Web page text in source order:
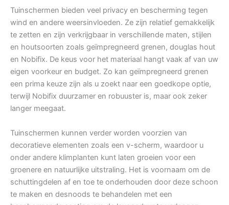
Tuinschermen bieden veel privacy en bescherming tegen
wind en andere weersinvloeden. Ze zijn relatief gemakkelijk
te zetten en zijn verkrijgbaar in verschillende maten, stijlen
en houtsoorten zoals geïmpregneerd grenen, douglas hout
en Nobifix. De keus voor het materiaal hangt vaak af van uw
eigen voorkeur en budget. Zo kan geïmpregneerd grenen
een prima keuze zijn als u zoekt naar een goedkope optie,
terwijl Nobifix duurzamer en robuuster is, maar ook zeker
langer meegaat.
Tuinschermen kunnen verder worden voorzien van
decoratieve elementen zoals een v-scherm, waardoor u
onder andere klimplanten kunt laten groeien voor een
groenere en natuurlijke uitstraling. Het is voornaam om de
schuttingdelen af en toe te onderhouden door deze schoon
te maken en desnoods te behandelen met een